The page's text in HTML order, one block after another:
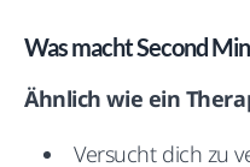
Was macht Second
Ähnlich wie ein
Versucht dich zu